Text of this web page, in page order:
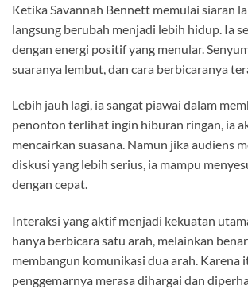
Ketika Savannah Bennett memulai siaran
langsung berubah menjadi lebih hidup. Ia
dengan energi positif yang menular.
suaranya lembut, dan cara berbicaranya
Lebih jauh lagi, ia sangat piawai dalam
penonton terlihat ingin hiburan ringan, ia
mencairkan suasana. Namun jika audiens
diskusi yang lebih serius, ia mampu
dengan cepat.
Interaksi yang aktif menjadi kekuatan
hanya berbicara satu arah, melainkan
membangun komunikasi dua arah. Karena
penggemarnya merasa dihargai dan